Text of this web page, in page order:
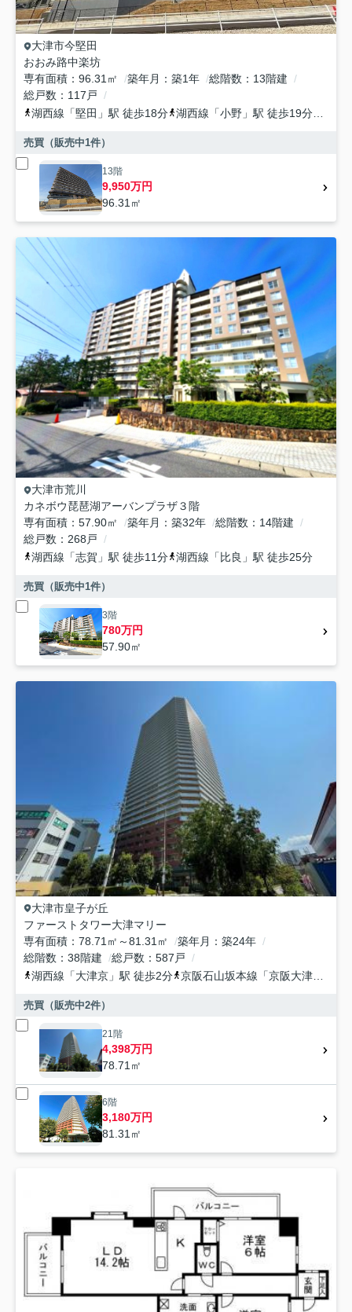
大津市今堅田
おおみ路中楽坊
専有面積
96.31㎡ 築年月 築1年 総階数
13階建
総戸数
117戸
湖西線 「堅田 」駅 徒歩18分 湖西線 「小野 」駅 徒歩19分 湖西
売買（販売中1件）
13階
9,950万円
96.31㎡
大津市荒川
カネボウ琵琶湖アーバンプラザ３階
専有面積
57.90㎡ 築年月 築32年 総階数
14階建
総戸数
268戸
湖西線 「志賀 」駅 徒歩11分 湖西線 「 比良 」駅 徒歩25分
売買（販売中1件）
3階
780万円
57.90㎡
大津市皇子が丘
ファーストタワー大津マリー
専有面積
78.71㎡～81.31㎡ 築年月
築24年
総階数
38階建 総戸数
587戸
湖西線 「大津京 」駅 徒歩2分 京阪石山坂本線 「京阪大津京
売買（販売中2件）
21階
4,398万円
78.71㎡
6階
3,180万円
81.31㎡